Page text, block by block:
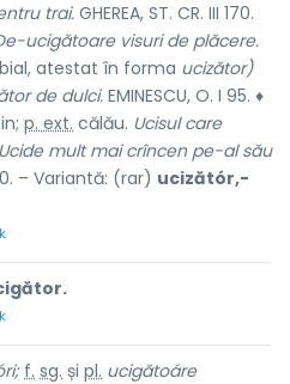
trai. GHEREA, ST. CR. III 170.
ucigătoare visuri de plăcere.
atestat în forma ucizător)
de dulci. EMINESCU, O. I 95. ♦
p. ext. călău. Ucisul care
mult mai crîncen pe-al său
– Variantă: (rar) ucizătór,-
f. sg. și pl. ucigătoáre